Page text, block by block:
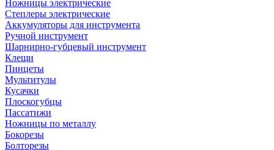
Ножницы электрические
Степлеры электрические
Аккумуляторы для инструмента
Ручной инструмент
Шарнирно-губцевый инструмент
Клещи
Пинцеты
Мультитулы
Кусачки
Плоскогубцы
Пассатижи
Ножницы по металлу
Бокорезы
Болторезы